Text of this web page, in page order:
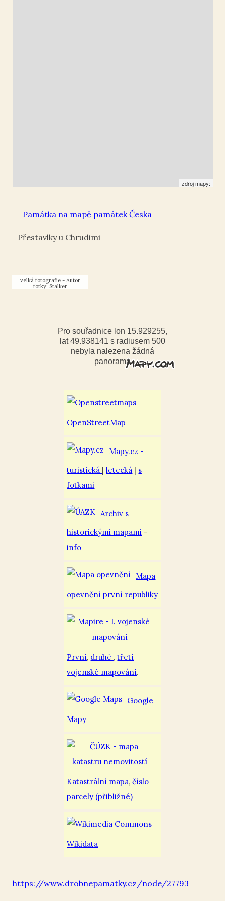
zdroj mapy:
Památka na mapě památek Česka
Přestavlky u Chrudimi
Autor
fotky: Stalker
Pro souřadnice lon 15.929255,
lat 49.938141 s radiusem 500
nebyla nalezena žádná
panorama
OpenStreetMap
Mapy.cz -
turistická |letecká | s
fotkami
Archiv s
historickými mapami -
info
Mapa
opevnění první republiky
První, druhé ,třetí
vojenské mapování.
Google
Mapy
Katastrální mapa,číslo
parcely (přibližné)
Wikidata
https://www.drobnepamatky.cz/node/27793